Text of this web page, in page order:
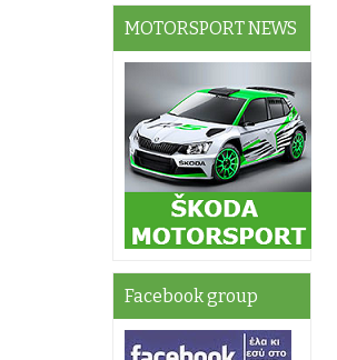
MOTORSPORT NEWS
Facebook group